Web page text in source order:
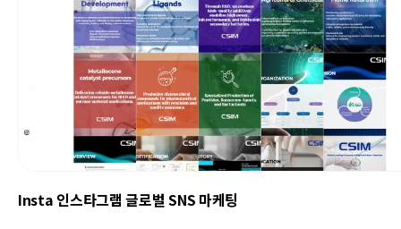
Insta 인스타그램 글로벌 SNS 마케팅
Insta 인스타그램 글로벌 SNS 마케팅